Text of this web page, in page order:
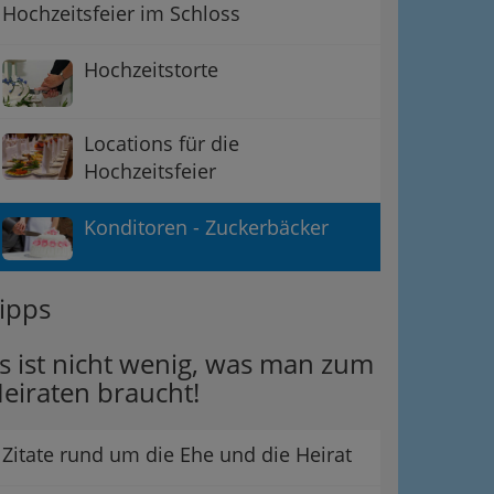
Hochzeitsfeier im Schloss
Hochzeitstorte
Locations für die
Hochzeitsfeier
Konditoren - Zuckerbäcker
ist nicht wenig, was man zum
braucht!
Zitate rund um die Ehe und die Heirat